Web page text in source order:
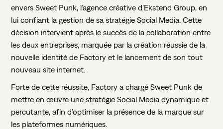
envers Sweet Punk, l’agence créative d’Ekstend Group, en
lui confiant la gestion de sa stratégie Social Media. Cette
décision intervient après le succès de la collaboration entre
les deux entreprises, marquée par la création réussie de la
nouvelle identité de Factory et le lancement de son tout
nouveau site internet.
Forte de cette réussite, Factory a chargé Sweet Punk de
mettre en œuvre une stratégie Social Media dynamique et
percutante, afin d’optimiser la présence de la marque sur
les plateformes numériques.